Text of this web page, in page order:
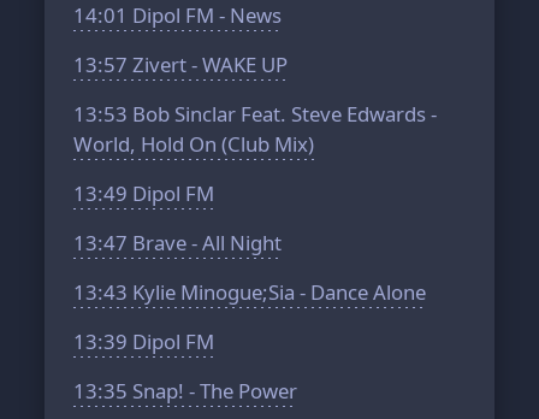
14:01 Dipol FM - News
13:57 Zivert - WAKE UP
13:53 Bob Sinclar Feat. Steve Edwards -
World, Hold On (Club Mix)
13:49 Dipol FM
13:47 Brave - All Night
13:43 Kylie Minogue;Sia - Dance Alone
13:39 Dipol FM
13:35 Snap! - The Power